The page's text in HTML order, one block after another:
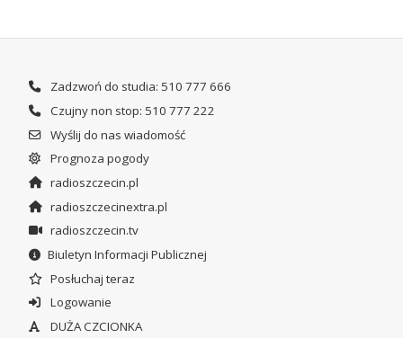
Zadzwoń do studia: 510 777 666
Czujny non stop: 510 777 222
Wyślij do nas wiadomość
Prognoza pogody
radioszczecin.pl
radioszczecinextra.pl
radioszczecin.tv
Biuletyn Informacji Publicznej
Posłuchaj teraz
Logowanie
DUŻA CZCIONKA